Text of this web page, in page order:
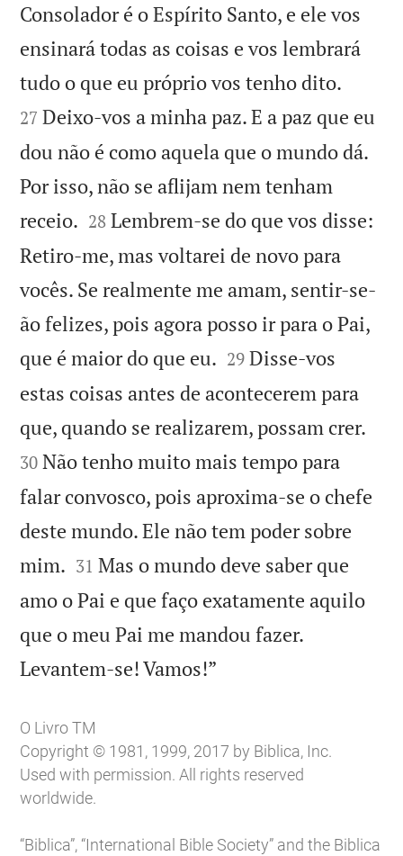
Consolador é o Espírito Santo, e ele vos
ensinará todas as coisas e vos lembrará
tudo o que eu próprio vos tenho dito.
27 Deixo-vos a minha paz. E a paz que eu
dou não é como aquela que o mundo dá.
Por isso, não se aflijam nem tenham
receio. 

28 Lembrem-se do que vos disse:
Retiro-me, mas voltarei de novo para
vocês. Se realmente me amam, sentir-se-
ão felizes, pois agora posso ir para o Pai,
que é maior do que eu. 

29 Disse-vos
estas coisas antes de acontecerem para
que, quando se realizarem, possam crer.
30 Não tenho muito mais tempo para
falar convosco, pois aproxima-se o chefe
deste mundo. Ele não tem poder sobre
mim. 

31 Mas o mundo deve saber que
amo o Pai e que faço exatamente aquilo
que o meu Pai me mandou fazer.
Levantem-se! Vamos!”
O Livro TM
Copyright © 1981, 1999, 2017 by Biblica, Inc.
Used with permission. All rights reserved
worldwide.
“Biblica”, “International Bible Society” and the Biblica